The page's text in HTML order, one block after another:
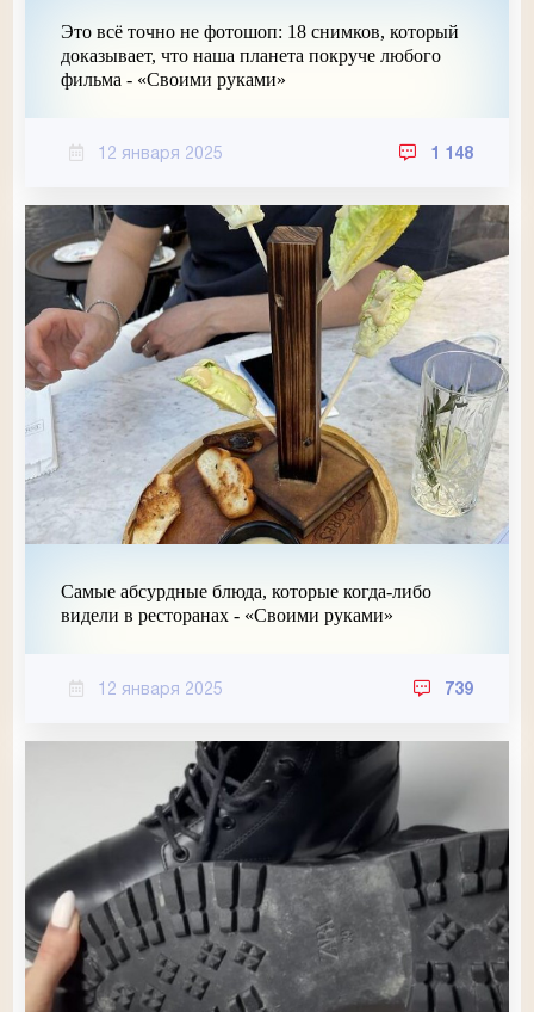
Это всё точно не фотошоп: 18 снимков, который
доказывает, что наша планета покруче любого
фильма - «Своими руками»
12 января 2025 1 148
Самые абсурдные блюда, которые когда-либо
видели в ресторанах - «Своими руками»
12 января 2025 739